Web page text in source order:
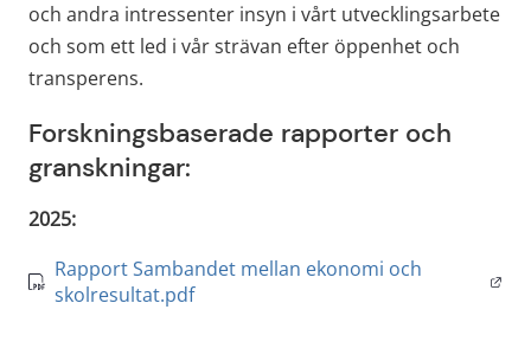
och andra intressenter insyn i vårt utvecklingsarbete
och som ett led i vår strävan efter öppenhet och
transperens.
Forskningsbaserade rapporter och
granskningar:
2025:
pdf
Rapport Sambandet mellan ekonomi och
skolresultat.pdf